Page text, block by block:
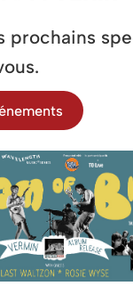
prochains